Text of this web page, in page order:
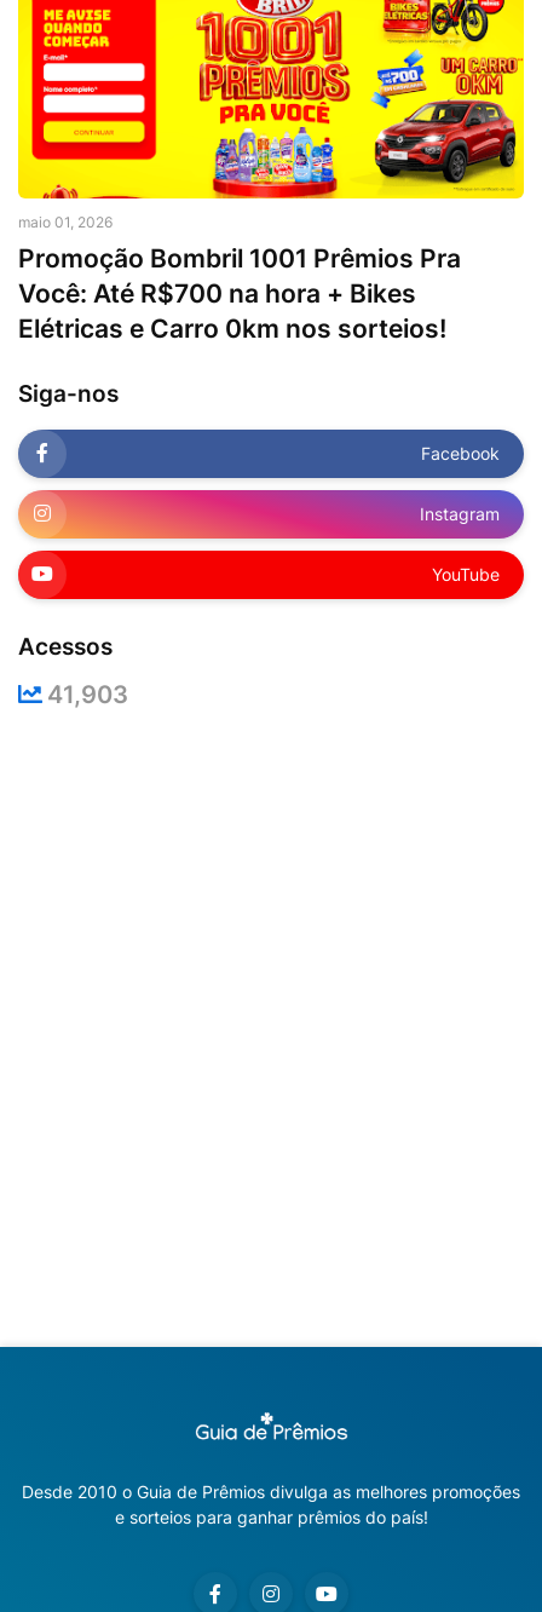
maio 01, 2026
Promoção Bombril 1001 Prêmios Pra
Você: Até R$700 na hora + Bikes
Elétricas e Carro 0km nos sorteios!
Siga-nos
Facebook
Instagram
YouTube
Acessos
41,903
Desde 2010 o Guia de Prêmios divulga as melhores promoções
e sorteios para ganhar prêmios do país!